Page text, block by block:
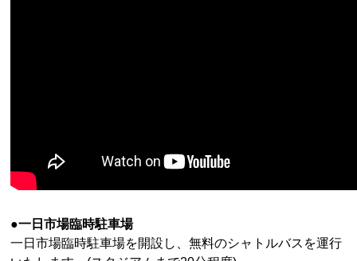
●一日市場臨時駐車場
一日市場臨時駐車場を開設し、無料のシャトルバスを運行